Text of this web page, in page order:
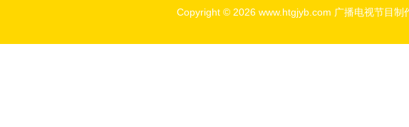
Copyright © 2026 www.htgjyb.com 广播电视节目制